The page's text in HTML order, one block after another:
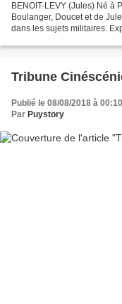
BENOIT-LEVY (Jules) Né à
Boulanger, Doucet et de
dans les sujets militaires.
Tribune
Publié le 08/08/2018 à 00:10
Par Puystory